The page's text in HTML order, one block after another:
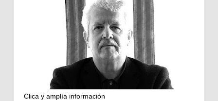
Clica y amplía información